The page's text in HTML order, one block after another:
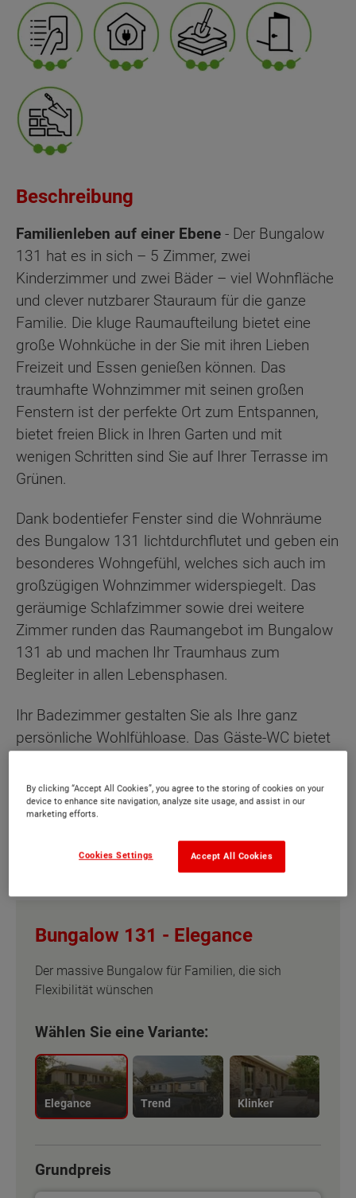
Beschreibung
Familienleben auf einer Ebene - Der Bungalow
131 hat es in sich – 5 Zimmer, zwei
Kinderzimmer und zwei Bäder – viel Wohnfläche
und clever nutzbarer Stauraum für die ganze
Familie. Die kluge Raumaufteilung bietet eine
große Wohnküche in der Sie mit ihren Lieben
Freizeit und Essen genießen können. Das
traumhafte Wohnzimmer mit seinen großen
Fenstern ist der perfekte Ort zum Entspannen,
bietet freien Blick in Ihren Garten und mit
wenigen Schritten sind Sie auf Ihrer Terrasse im
Grünen.
Dank bodentiefer Fenster sind die Wohnräume
des Bungalow 131 lichtdurchflutet und geben ein
besonderes Wohngefühl, welches sich auch im
großzügigen Wohnzimmer widerspiegelt. Das
geräumige Schlafzimmer sowie drei weitere
Zimmer runden das Raumangebot im Bungalow
131 ab und machen Ihr Traumhaus zum
Begleiter in allen Lebensphasen.
Ihr Badezimmer gestalten Sie als Ihre ganz
persönliche Wohlfühloase. Das Gäste-WC bietet
Sonderausstattung
Bungalow 131 - Elegance
Der massive Bungalow für Familien, die sich
Flexibilität wünschen
Wählen Sie eine Variante:
Elegance Trend Klinker
Grundpreis
By clicking “Accept All Cookies”, you agree to the storing of cookies on your
device to enhance site navigation, analyze site usage, and assist in our
marketing efforts.
Accept All Cookies
Cookies Settings